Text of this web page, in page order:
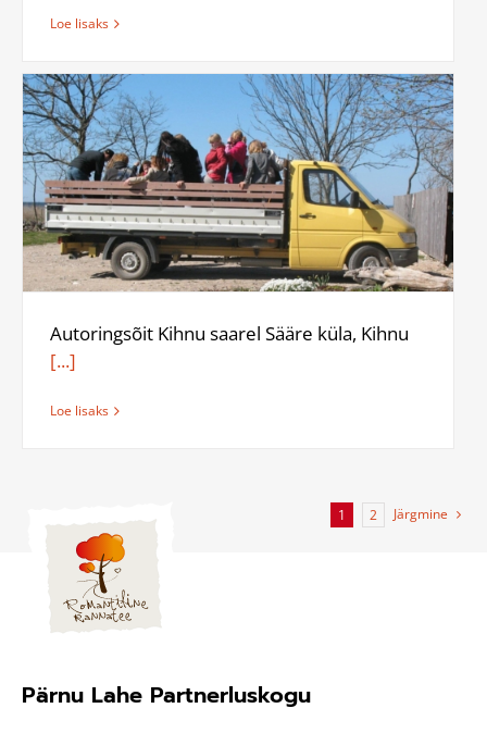
Loe lisaks
Autoringsõit Kihnu saarel Sääre küla, Kihnu
[...]
Loe lisaks
1 2 Järgmine
Pärnu Lahe Partnerluskogu